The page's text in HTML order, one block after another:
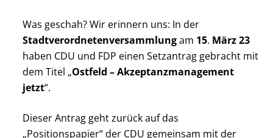
Was geschah? Wir erinnern uns: In der
Stadtverordnetenversammlungam 15. März23
haben CDU und FDP einen Setzantrag gebracht mit
dem Titel „Ostfeld – Akzeptanzmanagement
jetzt“.
Dieser Antrag geht zurück auf das
„Positionspapier“ der CDU gemeinsam mit der